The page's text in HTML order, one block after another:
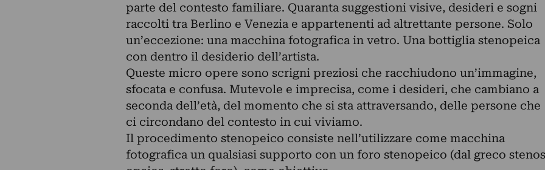
parte del contesto familiare. Quaranta suggestioni visive, desideri e sogni
raccolti tra Berlino e Venezia e appartenenti ad altrettante persone. Solo
un’eccezione: una macchina fotografica in vetro. Una bottiglia stenopeica
con dentro il desiderio dell’artista.
Queste micro opere sono scrigni preziosi che racchiudono un’immagine,
sfocata e confusa. Mutevole e imprecisa, come i desideri, che cambiano a
seconda dell’età, del momento che si sta attraversando, delle persone che
ci circondano del contesto in cui viviamo.
Il procedimento stenopeico consiste nell’utilizzare come macchina
fotografica un qualsiasi supporto con un foro stenopeico (dal greco stenos